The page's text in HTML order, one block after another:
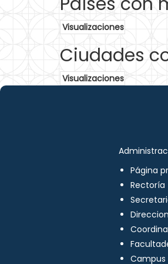
Visualizaciones
Ciudades
Visualizaciones
Página
Rectoría
Campus